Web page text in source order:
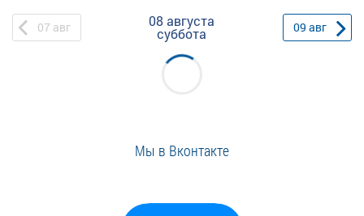
07 авг 08 августа
суббота 09 авг
Мы в Вконтакте